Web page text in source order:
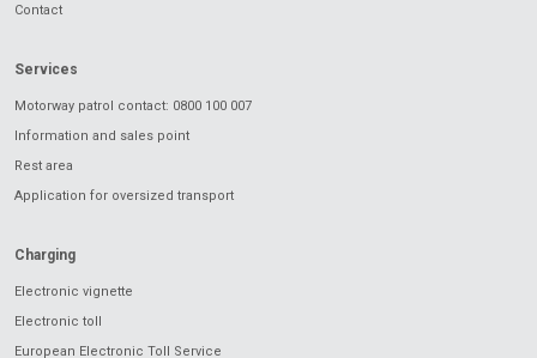
Contact
Services
Motorway patrol contact: 0800 100 007
Information and sales point
Rest area
Application for oversized transport
Charging
Electronic vignette
Electronic toll
European Electronic Toll Service